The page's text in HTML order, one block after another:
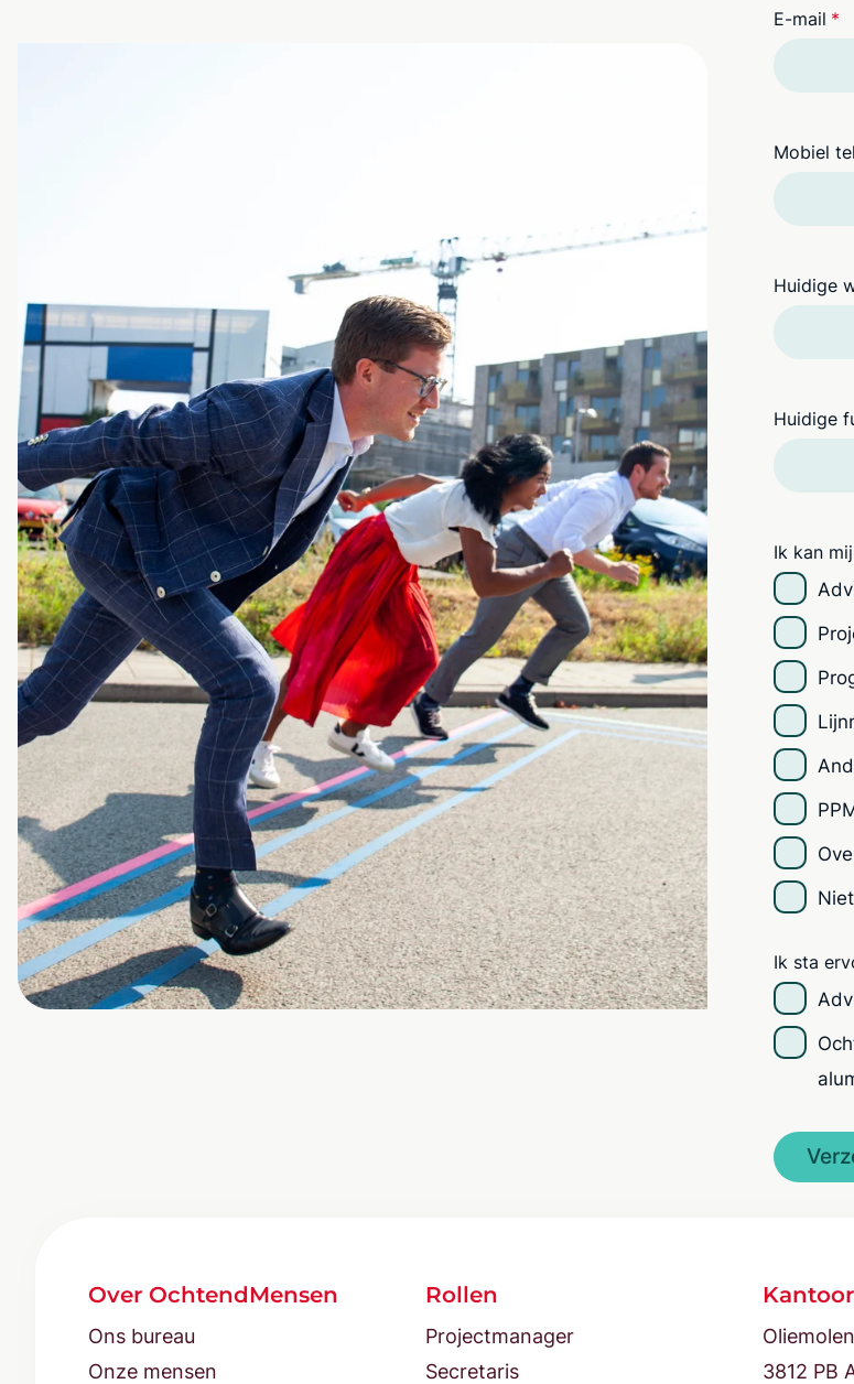
E-mail *
Mobiel
Huidige
Huidige
Ik kan
Ik sta
Over OchtendMensen
Ons bureau
Onze mensen
Rollen
Projectmanager
Secretaris
3812 PB